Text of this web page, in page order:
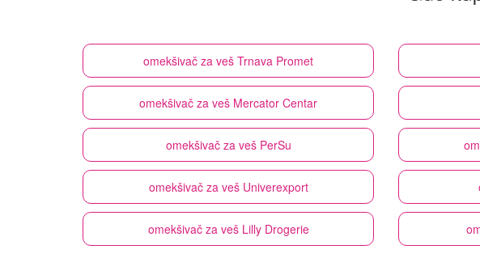
omekšivač za veš Trnava Promet
omekšivač za veš Mercator Centar
omekšivač za veš PerSu
omekšivač za veš Univerexport
omekšivač za veš Lilly Drogerie